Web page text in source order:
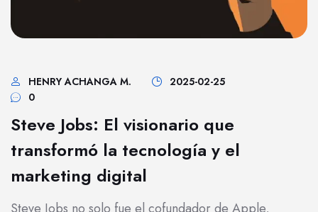
HENRY ACHANGA M.
2025-02-25
0
Steve Jobs: El visionario que
transformó la tecnología y el
marketing digital